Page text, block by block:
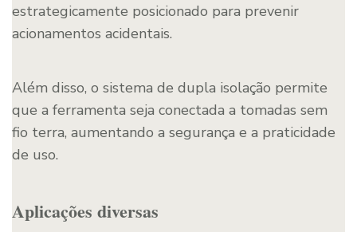
estrategicamente posicionado para prevenir
acionamentos acidentais.
Além disso, o sistema de dupla isolação permite
que a ferramenta seja conectada a tomadas sem
fio terra, aumentando a segurança e a praticidade
de uso.
Aplicações diversas